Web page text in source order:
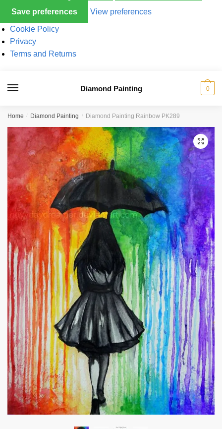
Save preferences View preferences
Cookie Policy
Privacy
Terms and Returns
Diamond Painting 0
Home / Diamond Painting / Diamond Painting Rainbow PK289
🔍